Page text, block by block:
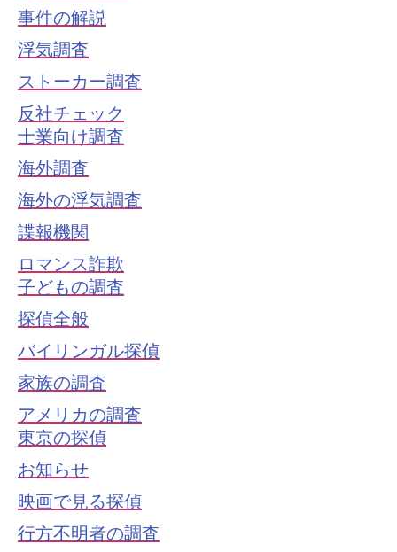
事件の解説
浮気調査
ストーカー調査
反社チェック
士業向け調査
海外調査
海外の浮気調査
諜報機関
ロマンス詐欺
子どもの調査
探偵全般
バイリンガル探偵
家族の調査
アメリカの調査
東京の探偵
お知らせ
映画で見る探偵
行方不明者の調査